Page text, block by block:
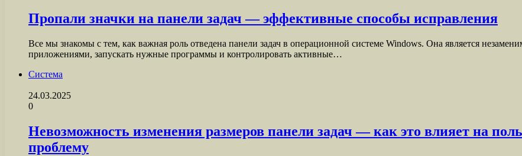
Пропали значки на панели задач — эффективные способы исправления
Все мы знакомы с тем, как важная роль отведена панели задач в операционной системе Windows. Она является
приложениями, запускать нужные программы и контролировать активные…
Система
24.03.2025
0
Невозможность изменения размеров панели задач — как это влияет на
проблему